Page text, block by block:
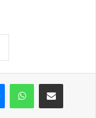
MessengerWhatsAppCompartir vía correo